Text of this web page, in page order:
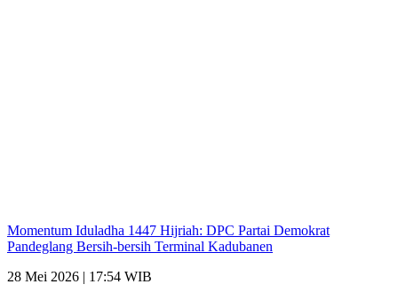
Momentum Iduladha 1447 Hijriah: DPC Partai Demokrat
Pandeglang Bersih-bersih Terminal Kadubanen
28 Mei 2026 | 17:54 WIB